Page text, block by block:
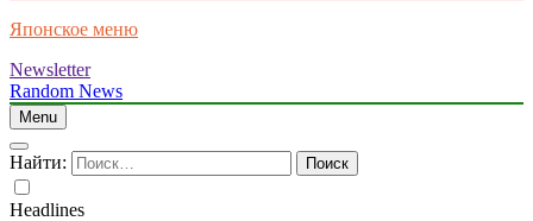
Японское меню
Newsletter
Random News
Menu
Найти:
Headlines